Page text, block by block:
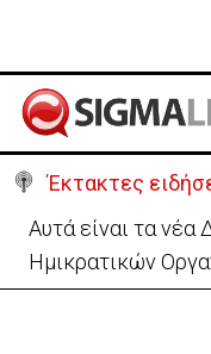
Έκτακτες
Το παρασκήνιο
αγχωμένοι και οι